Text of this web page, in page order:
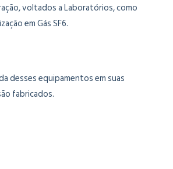
voltados a Laboratórios, como
em Gás SF6.
desses equipamentos em suas
fabricados.